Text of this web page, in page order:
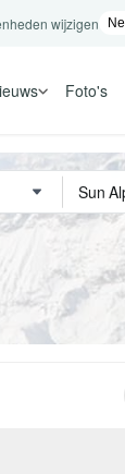
wijzigen
Foto's